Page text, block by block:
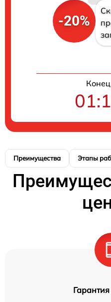
-20%
Преимущества Этапы